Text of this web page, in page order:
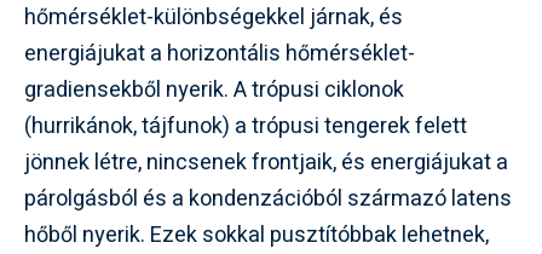
hőmérséklet-különbségekkel járnak, és
energiájukat a horizontális hőmérséklet-
gradiensekből nyerik. A trópusi ciklonok
(hurrikánok, tájfunok) a trópusi tengerek felett
jönnek létre, nincsenek frontjaik, és energiájukat a
párolgásból és a kondenzációból származó latens
hőből nyerik. Ezek sokkal pusztítóbbak lehetnek,